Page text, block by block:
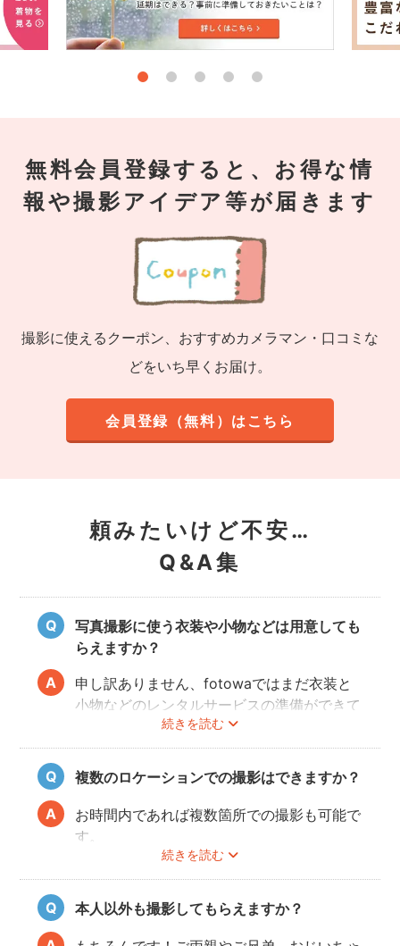
無料会員登録すると、お得な情
報や撮影アイデア等が届きます
撮影に使えるクーポン、おすすめカメラマン・口コミな
どをいち早くお届け。
会員登録（無料）はこちら
頼みたいけど不安…
Q&A集
写真撮影に使う衣装や小物などは用意しても
らえますか？
続きを読む
申し訳ありません、fotowaではまだ衣装と
小物などのレンタルサービスの準備ができて
おりませんので、お客様ご自身にご用意をお
願いしております。
複数のロケーションでの撮影はできますか？
続きを読む
お時間内であれば複数箇所での撮影も可能で
す。
事前に撮りたい場所や撮影のイメージをフォ
トグラファーさんと相談しておくと撮影もス
ムーズに行うことができますよ。
本人以外も撮影してもらえますか？